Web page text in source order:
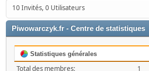
10 Invités, 0 Utilisateurs
Piwowarczyk.fr - Centre de statistiques
Statistiques générales
Total des membres:
1